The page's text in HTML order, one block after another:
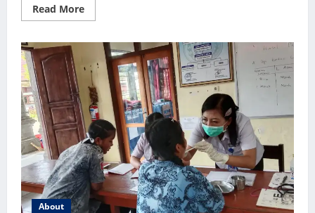
Read MoreRead
more
BERBUAH
JUARA:
SPENTURA
UNGGUL
DI
LOMBA
VIDEO
PENDEK
About